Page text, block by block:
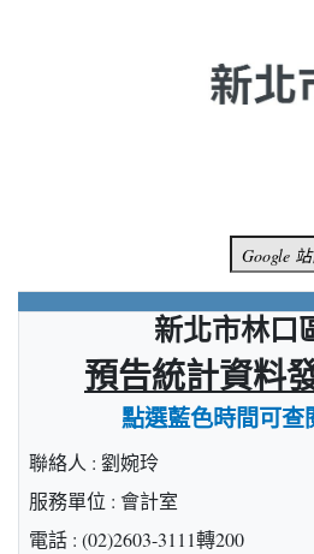
新北市林口
預告統計資料
點選藍色時間可查
聯絡人 : 劉婉玲
服務單位 : 會計室
電話 : (02)2603-3111轉200